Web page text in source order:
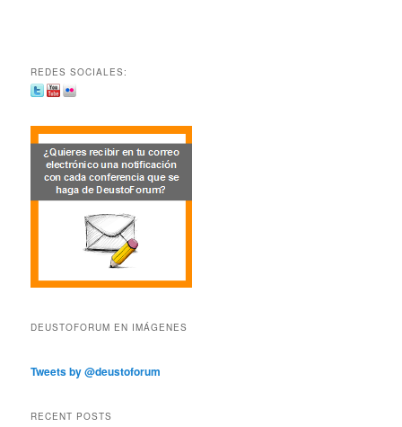
REDES SOCIALES:
DEUSTOFORUM EN IMÁGENES
Tweets by @deustoforum
RECENT POSTS